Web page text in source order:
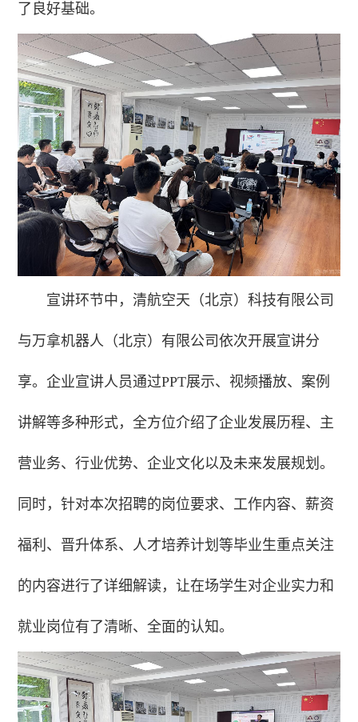
了良好基础。
宣讲环节中，清航空天（北京）科技有限公司
与万拿机器人（北京）有限公司依次开展宣讲分
享。企业宣讲人员通过PPT展示、视频播放、案例
讲解等多种形式，全方位介绍了企业发展历程、主
营业务、行业优势、企业文化以及未来发展规划。
同时，针对本次招聘的岗位要求、工作内容、薪资
福利、晋升体系、人才培养计划等毕业生重点关注
的内容进行了详细解读，让在场学生对企业实力和
就业岗位有了清晰、全面的认知。